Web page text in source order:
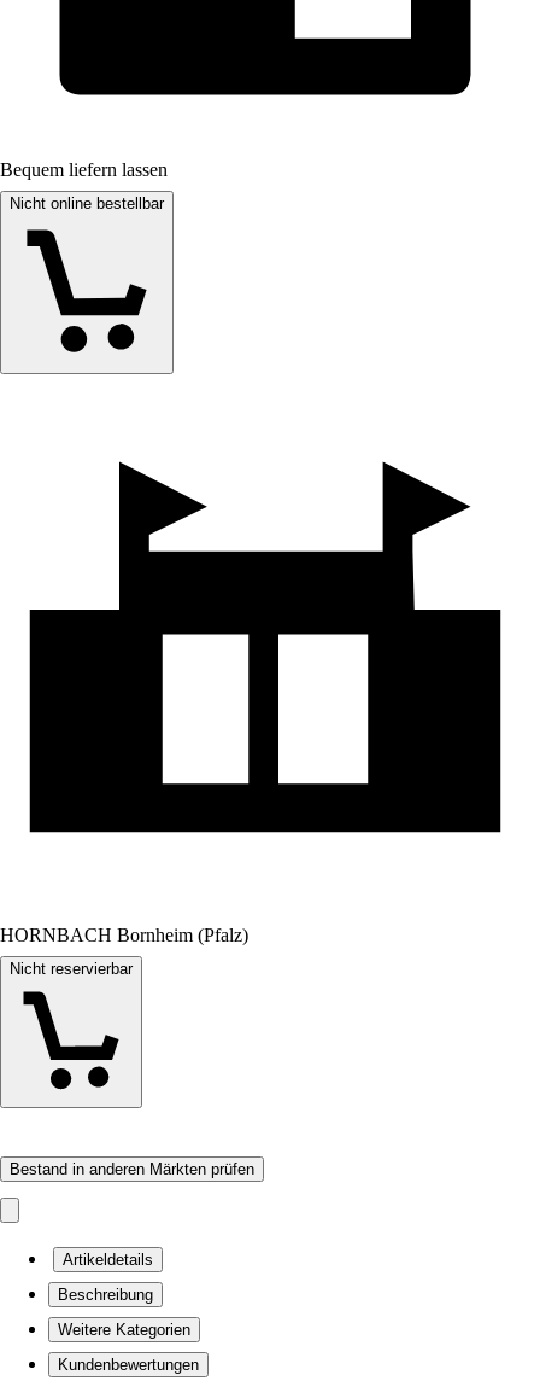
Bequem liefern lassen
Nicht online bestellbar
HORNBACH Bornheim (Pfalz)
Nicht reservierbar
Bestand in anderen Märkten prüfen
Artikeldetails
Beschreibung
Weitere Kategorien
Kundenbewertungen